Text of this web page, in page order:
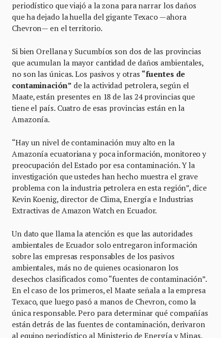
periodístico que viajó a la zona para narrar los daños
que ha dejado la huella del gigante Texaco —ahora
Chevron— en el territorio.
Si bien Orellana y Sucumbíos son dos de las provincias
que acumulan la mayor cantidad de daños ambientales,
no son las únicas. Los pasivos y otras “fuentes de
contaminación” de la actividad petrolera, según el
Maate, están presentes en 18 de las 24 provincias que
tiene el país. Cuatro de esas provincias están en la
Amazonía.
“Hay un nivel de contaminación muy alto en la
Amazonía ecuatoriana y poca información, monitoreo y
preocupación del Estado por esa contaminación. Y la
investigación que ustedes han hecho muestra el grave
problema con la industria petrolera en esta región”, dice
Kevin Koenig, director de Clima, Energía e Industrias
Extractivas de Amazon Watch en Ecuador.
Un dato que llama la atención es que las autoridades
ambientales de Ecuador solo entregaron información
sobre las empresas responsables de los pasivos
ambientales, más no de quienes ocasionaron los
desechos clasificados como “fuentes de contaminación”.
En el caso de los primeros, el Maate señala a la empresa
Texaco, que luego pasó a manos de Chevron, como la
única responsable. Pero para determinar qué compañías
están detrás de las fuentes de contaminación, derivaron
al equipo periodístico al Ministerio de Energía y Minas,